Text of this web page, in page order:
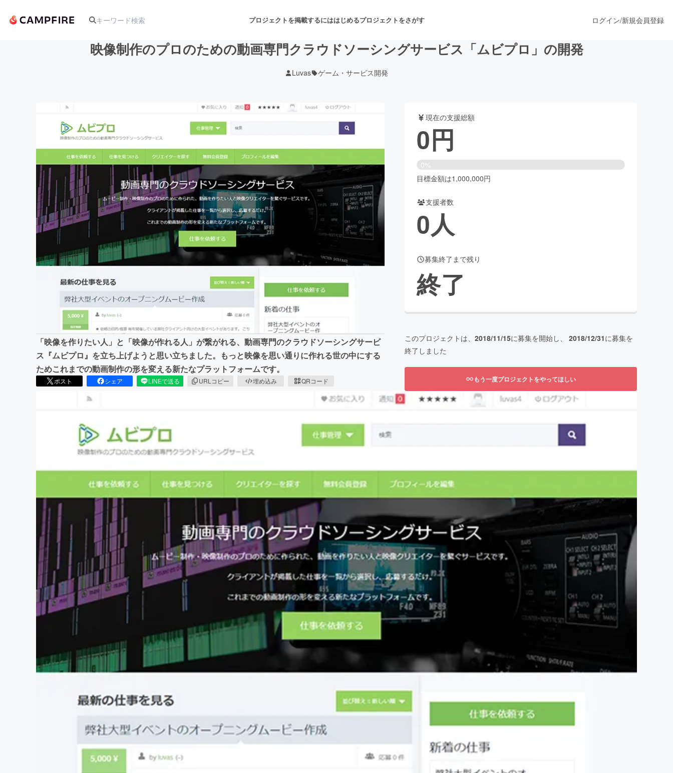
プロジェクトを掲載するにははじめるプロジェクトをさがす
アート・写真 舞台・パフォーマンス
テクノロジー・ガジェット ゲーム・サービス開発 フード・飲食店
映像・映画 書籍・雑誌出版 アニメ・漫画
ビジネス・起業 チャレンジ ビューティー・ヘルスケア
まちづくり・地域活性化
CAMPFIRE for Social GoodCAMPFIRE Creation
ログイン/新規会員登録
映像制作のプロのための動画専門クラウドソーシングサービス「ムビプロ」の開発
Luvas ゲーム・サービス開発
「映像を作りたい人」と「映像が作れる人」が繋がれる、動画専門のクラウドソーシングサービ
ス『ムビプロ』を立ち上げようと思い立ちました。もっと映像を思い通りに作れる世の中にする
ためこれまでの動画制作の形を変える新たなプラットフォームです。
ポスト シェア LINEで送る URLコピー 埋め込み QRコード
現在の支援総額
0円
0%
目標金額は1,000,000円
支援者数
0人
募集終了まで残り
終了
このプロジェクトは、 2018/11/15に募集を開始し、 2018/12/31に募集を
終了しました
もう一度プロジェクトをやってほしい